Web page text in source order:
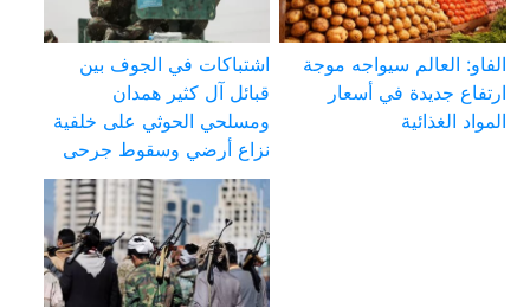
الفاو: العالم سيواجه موجة
ارتفاع جديدة في أسعار
المواد الغذائية
اشتباكات في الجوف بين
قبائل آل كثير همدان
ومسلحي الحوثي على خلفية
نزاع أرضي وسقوط جرحى